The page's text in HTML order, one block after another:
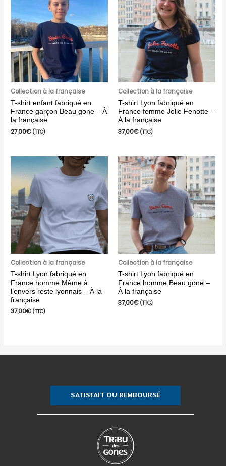
Collection à la française
T-shirt enfant fabriqué en
France garçon Beau gone – À
la française
27,00€ (TTC)
Collection à la française
T-shirt Lyon fabriqué en
France femme Jolie Fenotte –
À la française
37,00€ (TTC)
Collection à la française
T-shirt Lyon fabriqué en
France homme Même à
l’envers reste lyonnais – À la
française
37,00€ (TTC)
Collection à la française
T-shirt Lyon fabriqué en
France homme Beau gone –
À la française
37,00€ (TTC)
SATISFAIT OU REMBOURSÉ